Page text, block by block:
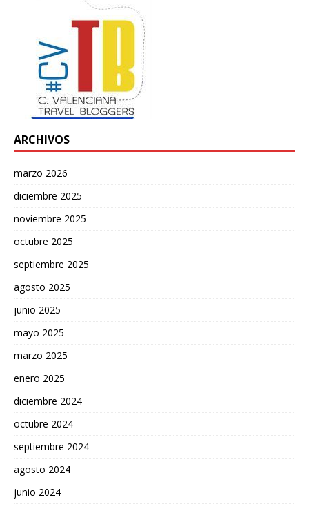
ARCHIVOS
marzo 2026
diciembre 2025
noviembre 2025
octubre 2025
septiembre 2025
agosto 2025
junio 2025
mayo 2025
marzo 2025
enero 2025
diciembre 2024
octubre 2024
septiembre 2024
agosto 2024
junio 2024